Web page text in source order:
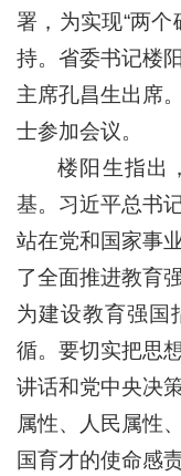
署，为实现“两
持。省委书记楼
主席孔昌生出席
士参加会议。
楼阳生指出
基。习近平总书
站在党和国家事
了全面推进教育
为建设教育强国
循。要切实把思
讲话和党中央决
属性、人民属性
国育才的使命感